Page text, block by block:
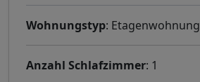
Wohnungstyp: Etagenwohnung
Anzahl Schlafzimmer: 1